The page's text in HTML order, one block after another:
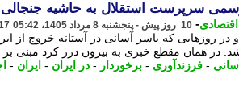
سرپرست استقلال به حاشیه جنجالی
اقتصادی- 10 روز پیش - پنجشنبه 8 مرداد 1405، 05:42
روزهایی که یاسر آسانی در آستانه خروج از
در همان مقطع خبری به بیرون درز کرد مبنی بر
- فرزندآوری - برخوردار - در ایران - ایران -